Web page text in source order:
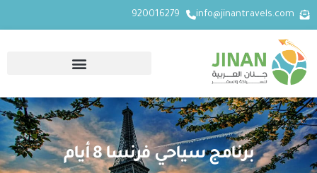
info@jinantravels.com
920016279
برنامج سياحي فرنسا 8 أيام